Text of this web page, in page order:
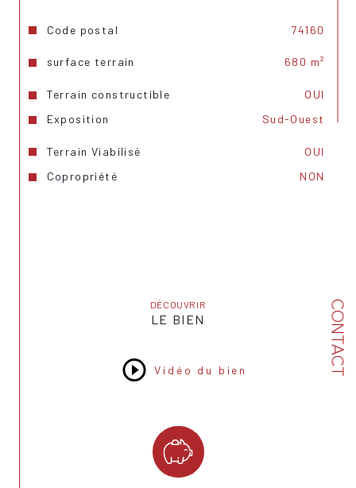
CONTACT
Code postal 74160
surface terrain 680 m²
Terrain constructible
OUI
Exposition
Sud-Ouest
Terrain Viabilisé
OUI
Copropriété
NON
DÉCOUVRIR
LE BIEN
Vidéo du bien